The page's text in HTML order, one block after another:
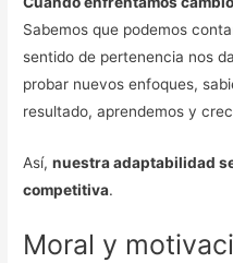
Sabemos que podemos
sentido de pertenencia nos
probar nuevos enfoques,
resultado, aprendemos y
Así,nuestra adaptabilidad
competitiva.
Moral y